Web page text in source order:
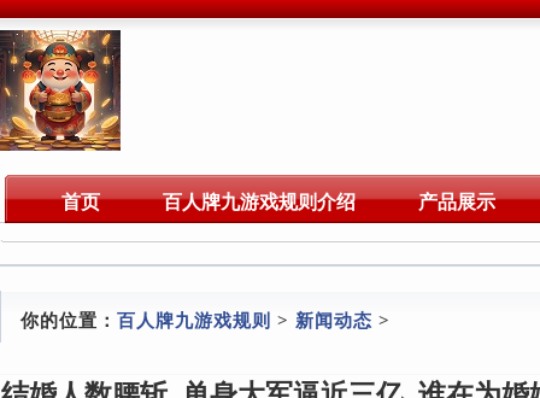
首页 百人牌九游戏规则介绍 产品展示
你的位置： 百人牌九游戏规则 > 新闻动态 >